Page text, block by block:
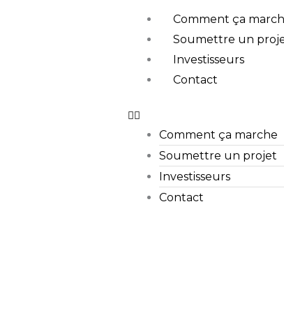
Comment ça
Soumettre un
Investisseurs
Contact
Comment ça marche
Soumettre un projet
Investisseurs
Contact